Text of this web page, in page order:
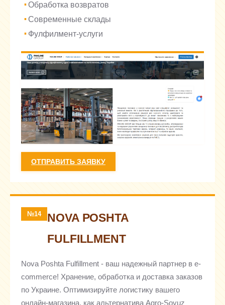
Обработка возвратов
Современные склады
Фулфилмент-услуги
ОТПРАВИТЬ ЗАЯВКУ
№14
NOVA POSHTA
FULFILLMENT
Nova Poshta Fulfillment - ваш надежный партнер в e-
commerce! Хранение, обработка и доставка заказов
по Украине. Оптимизируйте логистику вашего
онлайн-магазина, как альтернатива Agro-Soyuz